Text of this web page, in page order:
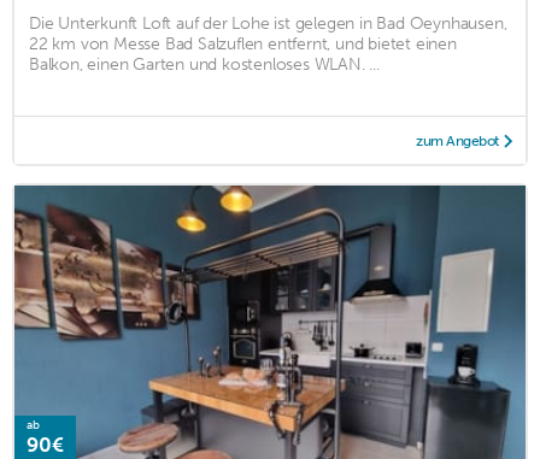
Die Unterkunft Loft auf der Lohe ist gelegen in Bad Oeynhausen,
22 km von Messe Bad Salzuflen entfernt, und bietet einen
Balkon, einen Garten und kostenloses WLAN. ...
zum Angebot
ab
90€